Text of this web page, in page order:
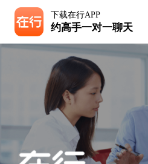
下载在行APP
约高手一对一聊天